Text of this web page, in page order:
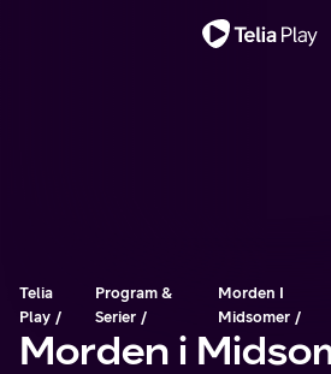
Telia
Play
Program &
Serier
Morden I
Midsomer
Morden i